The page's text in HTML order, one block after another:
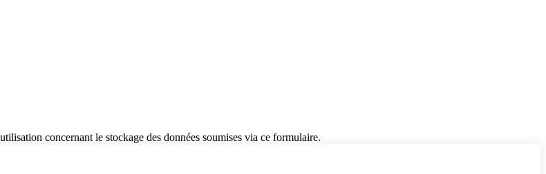
concernant le stockage des données soumises via ce formulaire.